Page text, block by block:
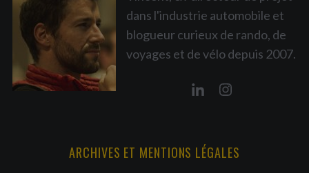
dans l'industrie automobile et
blogueur curieux de rando, de
voyages et de vélo depuis 2007.
ARCHIVES ET MENTIONS LÉGALES